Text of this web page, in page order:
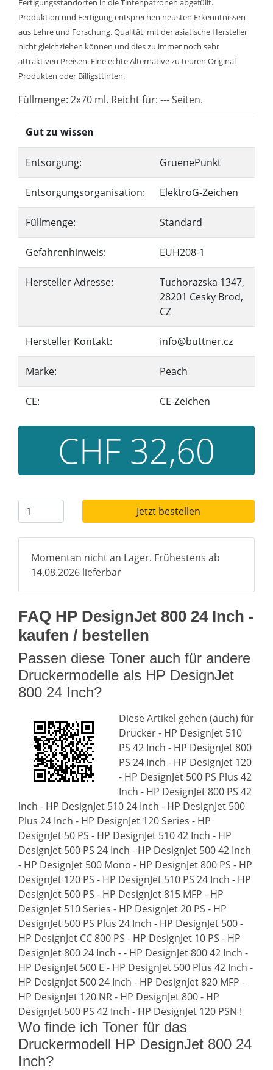
Fertigungsstandorten in die Tintenpatronen abgefüllt.
Produktion und Fertigung entsprechen neusten Erkenntnissen
aus Lehre und Forschung. Qualität, mit der asiatische Hersteller
nicht gleichziehen können und dies zu immer noch sehr
attraktiven Preisen. Eine echte Alternative zu teuren Original
Produkten oder Billigsttinten.
Füllmenge: 2x70 ml. Reicht für: --- Seiten.
Gut zu wissen
Entsorgung: GruenePunkt
Entsorgungsorganisation: ElektroG-Zeichen
Füllmenge: Standard
Gefahrenhinweis: EUH208-1
Hersteller Adresse:
Tuchorazska 1347,
28201 Cesky Brod,
CZ
Hersteller Kontakt: info@buttner.cz
Marke: Peach
CE: CE-Zeichen
CHF 32,60
Jetzt bestellen
Momentan nicht an Lager. Frühestens ab
14.08.2026 lieferbar
FAQ HP DesignJet 800 24 Inch -
kaufen / bestellen
Passen diese Toner auch für andere
Druckermodelle als HP DesignJet
800 24 Inch?
Diese Artikel gehen (auch) für
Drucker - HP DesignJet 510
PS 42 Inch - HP DesignJet 800
PS 24 Inch - HP DesignJet 120
- HP DesignJet 500 PS Plus 42
Inch - HP DesignJet 800 PS 42
Inch - HP DesignJet 510 24 Inch - HP DesignJet 500
Plus 24 Inch - HP DesignJet 120 Series - HP
DesignJet 50 PS - HP DesignJet 510 42 Inch - HP
DesignJet 500 PS 24 Inch - HP DesignJet 500 42 Inch
- HP DesignJet 500 Mono - HP DesignJet 800 PS - HP
DesignJet 120 PS - HP DesignJet 510 PS 24 Inch - HP
DesignJet 500 PS - HP DesignJet 815 MFP - HP
DesignJet 510 Series - HP DesignJet 20 PS - HP
DesignJet 500 PS Plus 24 Inch - HP DesignJet 500 -
HP DesignJet CC 800 PS - HP DesignJet 10 PS - HP
DesignJet 800 24 Inch - - HP DesignJet 800 42 Inch -
HP DesignJet 500 E - HP DesignJet 500 Plus 42 Inch -
HP DesignJet 500 24 Inch - HP DesignJet 820 MFP -
HP DesignJet 120 NR - HP DesignJet 800 - HP
DesignJet 500 PS 42 Inch - HP DesignJet 120 PSN !
Wo finde ich Toner für das
Druckermodell HP DesignJet 800 24
Inch?